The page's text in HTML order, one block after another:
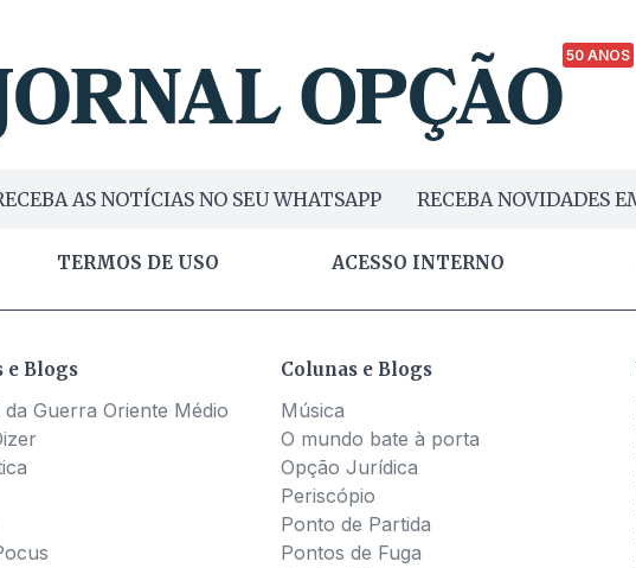
50 ANOS
AS NOTÍCIAS NO SEU WHATSAPP RECEBA NOVIDADES
TERMOS DE USO ACESSO INTERNO
e Blogs
da Guerra Oriente Médio
Colunas e Blogs
Música
O mundo bate à porta
Opção Jurídica
Periscópio
Ponto de Partida
Pontos de Fuga